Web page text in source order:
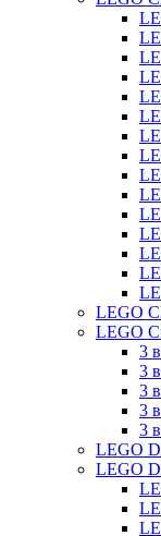
LEGO
LEGO
3
3
3
3
3
LEGO
LEGO